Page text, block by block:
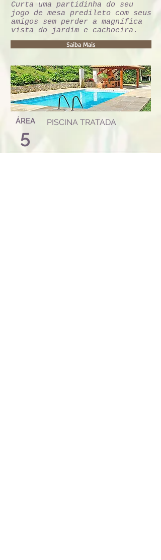
Curta uma partidinha do seu
jogo de mesa predileto com seus
amigos sem perder a magnífica
vista do jardim e cachoeira.
Saiba Mais
ÁREA
5
PISCINA TRATADA